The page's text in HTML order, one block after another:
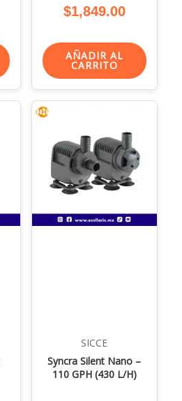
$1,849.00
AÑADIR AL
CARRITO
SICCE
Syncra Silent Nano –
110 GPH (430 L/H)